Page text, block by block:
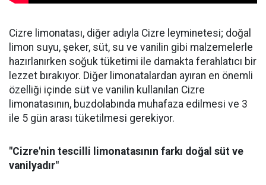
Cizre limonatası, diğer adıyla Cizre leyminetesi; doğal
limon suyu, şeker, süt, su ve vanilin gibi malzemelerle
hazırlanırken soğuk tüketimi ile damakta ferahlatıcı bir
lezzet bırakıyor. Diğer limonatalardan ayıran en önemli
özelliği içinde süt ve vanilin kullanılan Cizre
limonatasının, buzdolabında muhafaza edilmesi ve 3
ile 5 gün arası tüketilmesi gerekiyor.
"Cizre'nin tescilli limonatasının farkı doğal süt ve
vanilyadır"